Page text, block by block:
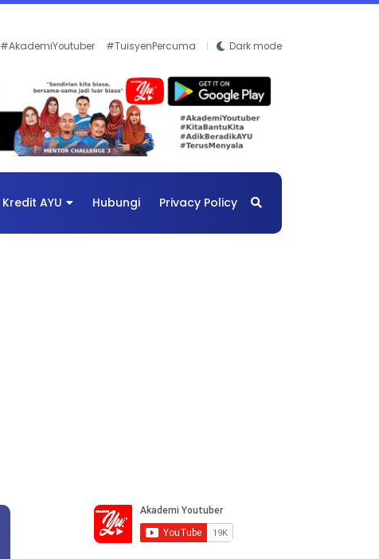
#AkademiYoutuber #TuisyenPercuma Dark mode
Kredit AYU Hubungi Privacy Policy